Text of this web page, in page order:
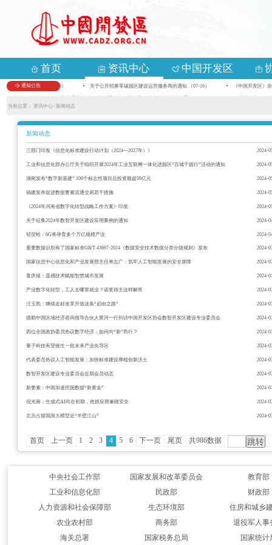
首页 资讯中心 中国开发区
通知公告
》研修班的通知 （07-23） 关于公开招募零碳园区建设运营服务商的通知 （07-16） 《中国开发区》
览会暨2026开发区改革创新主题交流会、“开发区投资促进万里行”专场对接活动的通知 （05-18）
关于征集2026
当前位置：
资讯中心> 新闻动态
新闻动态
三部门印发《信息化标准建设行动计划（2024—2027年）》 2024-
工业和信息化部办公厅关于组织开展2024年工业互联网一体化进园区“百城千园行”活动的通知 2024-
湖南发布“数字新基建” 100个标志性项目总投资额超59亿元 2024-
福建发布促进数据要素流通交易若干措施 2024-
《2024年河南省数字化转型战略工作方案》印发 2024-
关于征集2024年数智开发区建设应用案例的通知 2024-
邬贺铨：6G将孕育多个万亿规模产业 2024-
重要数据识别有了国家标准GB/T 43697-2024《数据安全技术数据分类分级规则》发布 2024-
国家信息中心信息化和产业发展部主任单志广：筑牢人工智能发展的安全屏障 2024-
童庆禧：遥感技术赋能智慧城市发展 2024-
产业数字化转型，工人去哪里就业？诺奖得主这样解答 2024-
汪玉凯：继续走好改革开放这条“必由之路” 2024-
德勤中国区域经济咨询领导合伙人黄河一行到访中国开发区协会数智开发区建设专业委员会 2024-
四位全国政协委员热议数字经济：如何向“新”而行？ 2024-
量子科技有望催生一批未来产业先导区 2024-
代表委员热议人工智能发展：加快标准建设厚植创新沃土 2024-
数智开发区建设专业委员会近期会员动态 2024-
新要素：中国加速挖掘数据“新黄金” 2024-
倪光南：生成式AI尚在初期，抢抓应用兼顾安全 2024-
北京占据我国大模型近“半壁江山” 2024-
首页 上一页 1 2 3 4 5 6 下一页 尾页 共986数据
中央社会工作部 国家发展和改革委员会
教育部
工业和信息化部
民政部
财政部
人力资源和社会保障部
生态环境部
住房和城乡
农业农村部
商务部
退役军人事
海关总署
国家税务总局 国家统计